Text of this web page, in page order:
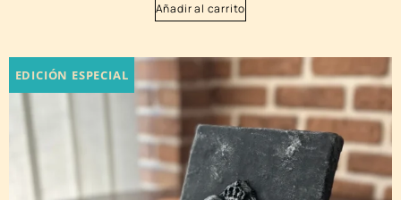
Añadir al carrito
EDICIÓN ESPECIAL